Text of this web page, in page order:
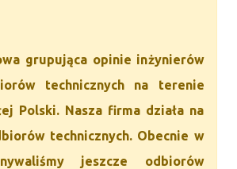
grupująca opinie inżynierów
technicznych na terenie
Polski. Nasza firma działa na
technicznych. Obecnie w
jeszcze odbiorów